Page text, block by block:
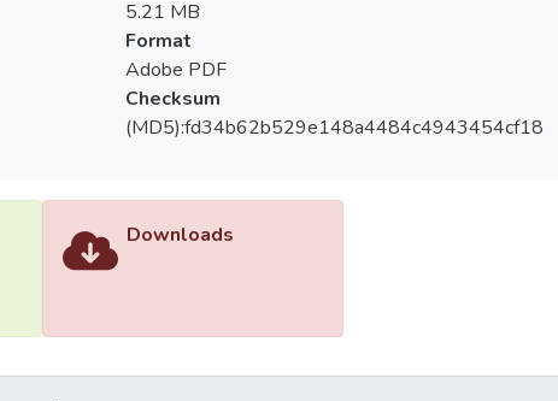
5.21 MB
Format
Adobe PDF
Checksum
(MD5):fd34b62b529e148a4484c4943454cf18
Downloads